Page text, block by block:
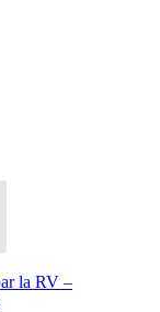
la RV –